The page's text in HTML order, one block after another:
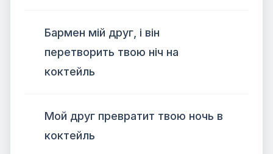
Бармен мій друг, і він
перетворить твою ніч на
коктейль
Мой друг превратит твою ночь в
коктейль